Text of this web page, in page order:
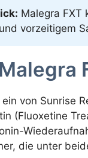
Malegra FXT
vorzeitigem
von Sunrise
(Fluoxetine
die unter